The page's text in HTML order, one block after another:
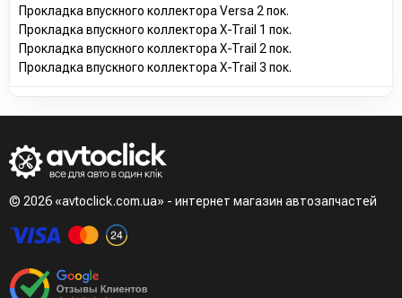
Прокладка впускного коллектора Versa 2 пок.
Прокладка впускного коллектора X-Trail 1 пок.
Прокладка впускного коллектора X-Trail 2 пок.
Прокладка впускного коллектора X-Trail 3 пок.
© 2026 «avtoclick.com.ua» - интернет магазин автозапчастей